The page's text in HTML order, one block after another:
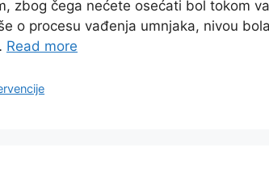
zbog čega nećete osećati bol tokom
o procesu vađenja umnjaka, nivou
Read more